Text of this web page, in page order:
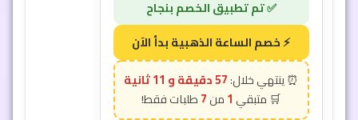
57 دقيقة و 9 ثانية
1
7